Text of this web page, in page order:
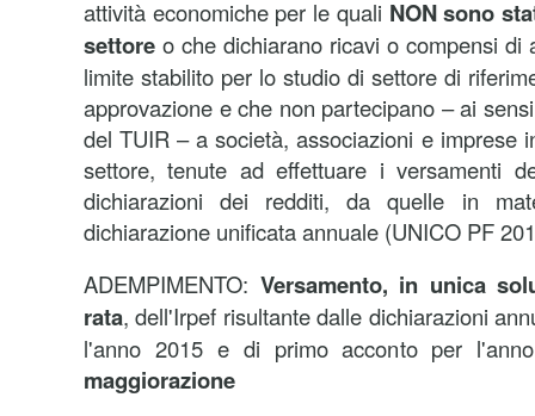
attività economiche per le quali NON sono
settore o che dichiarano ricavi o compensi di
limite stabilito per lo studio di settore di
approvazione e che non partecipano – ai
del TUIR – a società, associazioni e imprese
settore, tenute ad effettuare i versamenti
dichiarazioni dei redditi, da quelle in
dichiarazione unificata annuale (UNICO PF
ADEMPIMENTO: Versamento, in unica
rata, dell'Irpef risultante dalle dichiarazioni
l'anno 2015 e di primo acconto per
maggiorazione